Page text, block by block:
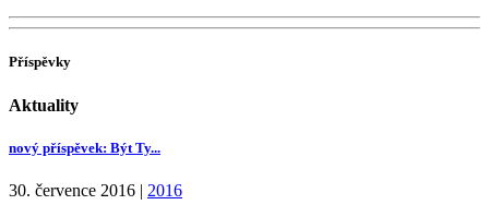
Příspěvky
Aktuality
nový příspěvek: Být Ty...
30. července 2016 | 2016